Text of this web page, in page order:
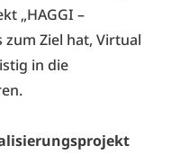
„HAGGI –
zum Ziel hat, Virtual
in die